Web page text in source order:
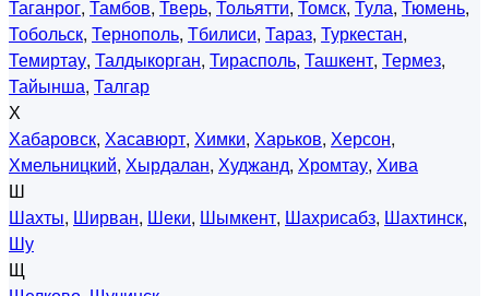
Таганрог, Тамбов, Тверь, Тольятти, Томск, Тула, Тюмень,
Тобольск, Тернополь, Тбилиси, Тараз, Туркестан,
Темиртау, Талдыкорган, Тирасполь, Ташкент, Термез,
Тайынша, Талгар
Х
Хабаровск, Хасавюрт, Химки, Харьков, Херсон,
Хмельницкий, Хырдалан, Худжанд, Хромтау, Хива
Ш
Шахты, Ширван, Шеки, Шымкент, Шахрисабз, Шахтинск,
Шу
Щ